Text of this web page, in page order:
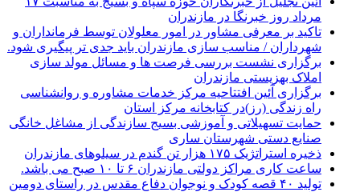
مرداد روز خبرنگا در مازندران
تاکید بر معرفی مشاور در امور معلولان توسط فرمانداران و
شهرداران / مناسب سازی مازندران باید جدی تر پیگیری شود.
برگزاری نشست بررسی فرصت ها و مسائل مولد سازی
املاک بهزیستی مازندران
برگزاری آئین افتتاحیه مرکز خدمات مشاوره و روانشناسی
راه زندگی (رز)در کتابخانه مرکز استان
حمایت تسهیلاتی و آموزشی بسیج سازندگی از مشاغل خانگی
صنایع دستی شهرستان ساری
ذخیره استراتژیک ۱۷۵ هزار تن گندم در سیلوهای مازندران
ساعت کاری مراکز دولتی مازندران ۶ تا ۱۰ صبح می باشد.
تولید ۴۰ قصه کودک و نوجوان دفاع مقدس در راستای دومین